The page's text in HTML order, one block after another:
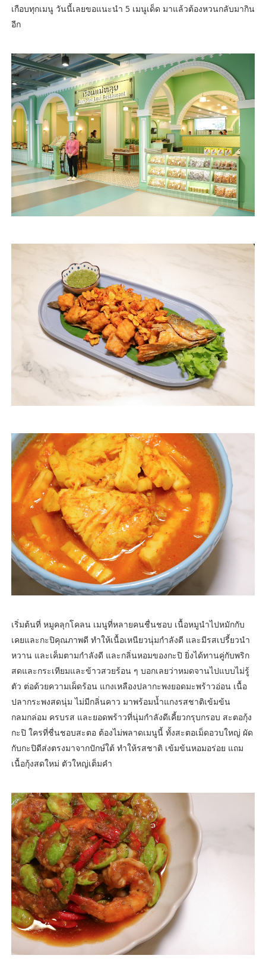
เกือบทุกเมนู วันนี้เลยขอแนะนำ 5 เมนูเด็ด มาแล้วต้องหวนกลับมากิน
อีก
เริ่มต้นที่ หมูคลุกโคลน เมนูที่หลายคนชื่นชอบ เนื้อหมูนำไปหมักกับ
เคยและกะปิคุณภาพดี ทำให้เนื้อเหนียวนุ่มกำลังดี และมีรสเปรี้ยวนำ
หวาน และเค็มตามกำลังดี และกลิ่นหอมของกะปิ ยิ่งได้ทานคู่กับพริก
สดและกระเทียมและข้าวสวยร้อน ๆ บอกเลยว่าหมดจานไปแบบไม่รู้
ตัว ต่อด้วยความเผ็ดร้อน แกงเหลืองปลากะพงยอดมะพร้าวอ่อน เนื้อ
ปลากระพงสดนุ่ม ไม่มีกลิ่นคาว มาพร้อมน้ำแกงรสชาติเข้มข้น
กลมกล่อม ครบรส และยอดพร้าวที่นุ่มกำลังดีเคี้ยวกรุบกรอบ สะตอกุ้ง
กะปิ ใครที่ชื่นชอบสะตอ ต้องไม่พลาดเมนูนี้ ทั้งสะตอเม็ดอวบใหญ่ ผัด
กับกะปิดีส่งตรงมาจากปักษ์ใต้ ทำให้รสชาติ เข้มข้นหอมอร่อย แถม
เนื้อกุ้งสดใหม่ ตัวใหญ่เต็มคำ